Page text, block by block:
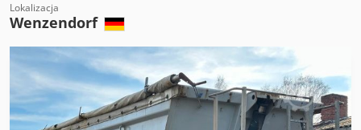
Lokalizacja
Wenzendorf